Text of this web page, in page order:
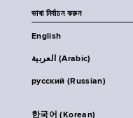
ভাষা নির্বাচন করুন
English
العربية (Arabic)
русский (Russian)
한국어 (Korean)